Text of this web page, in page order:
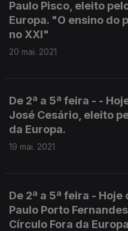
Paulo Pisco, eleito
Europa. "O ensino do
no XXI"
20 mai. 2021
De 2ª a 5ª feira - -
José Cesário, eleito
da Europa.
19 mai. 2021
De 2ª a 5ª feira -
Paulo Porto
Círculo Fora da